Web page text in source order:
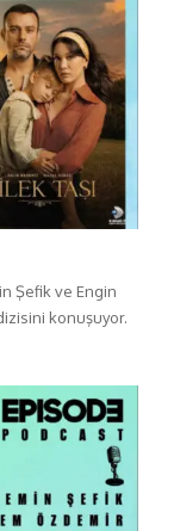
Şefik ve Engin
konuşuyor.